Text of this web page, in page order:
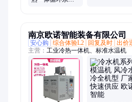
南京欧诺智能装备有限公司
安心购
综合体验L2 回复及时 出价
主营： 工业冷热一体机、标准水温机